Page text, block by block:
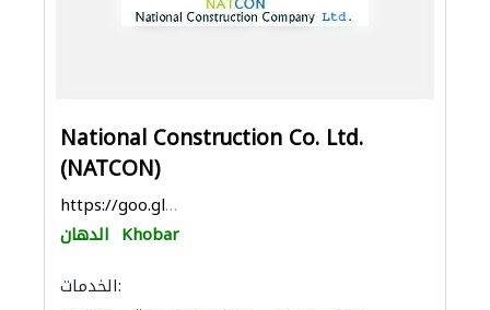
National Construction Co. Ltd.
(NATCON)
https://goo.gl/maps/7ufBXFQhVuPzEfAW7
الدهان Khobar
الخدمات: